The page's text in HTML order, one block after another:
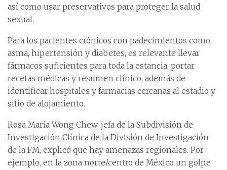
así como usar preservativos para proteger la salud
sexual.
Para los pacientes crónicos con padecimientos como
asma, hipertensión y diabetes, es relevante llevar
fármacos suficientes para toda la estancia, portar
recetas médicas y resumen clínico, además de
identificar hospitales y farmacias cercanas al estadio y
sitio de alojamiento.
Rosa María Wong Chew, jefa de la Subdivisión de
Investigación Clínica de la División de Investigación
de la FM, explicó que hay amenazas regionales. Por
ejemplo, en la zona norte/centro de México un golpe